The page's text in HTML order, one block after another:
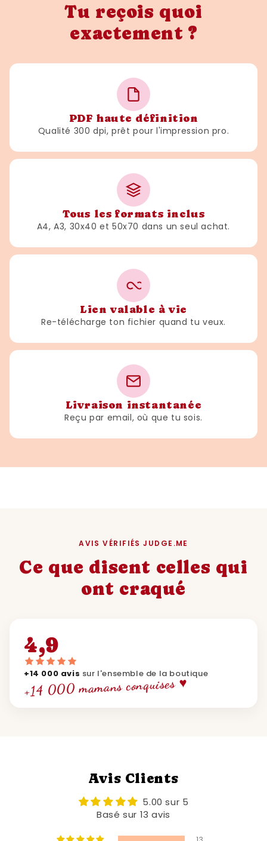
Tu reçois quoi
exactement ?
PDF haute définition
Qualité 300 dpi, prêt pour l'impression pro.
Tous les formats inclus
A4, A3, 30x40 et 50x70 dans un seul achat.
Lien valable à vie
Re-télécharge ton fichier quand tu veux.
Livraison instantanée
Reçu par email, où que tu sois.
AVIS VÉRIFIÉS JUDGE.ME
Ce que disent celles qui
ont craqué
4,9
+14 000 avis sur l'ensemble de la boutique
+14 000 mamans conquises ♥
Avis Clients
5.00 sur 5
Basé sur 13 avis